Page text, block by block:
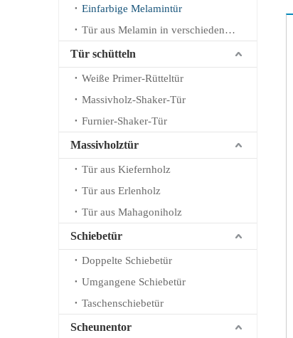
Einfarbige Melamintür
Tür aus Melamin in verschiedenen Farben
Tür schütteln
Weiße Primer-Rütteltür
Massivholz-Shaker-Tür
Furnier-Shaker-Tür
Massivholztür
Tür aus Kiefernholz
Tür aus Erlenholz
Tür aus Mahagoniholz
Schiebetür
Doppelte Schiebetür
Umgangene Schiebetür
Taschenschiebetür
Scheunentor